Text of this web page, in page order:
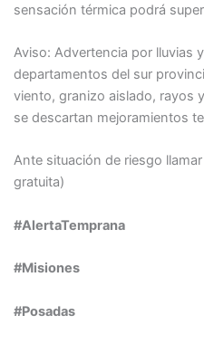
sensación térmica podrá
Aviso: Advertencia por lluvias
departamentos del sur
viento, granizo aislado, rayos
se descartan mejoramientos
Ante situación de riesgo
gratuita)
#AlertaTemprana
#Misiones
#Posadas